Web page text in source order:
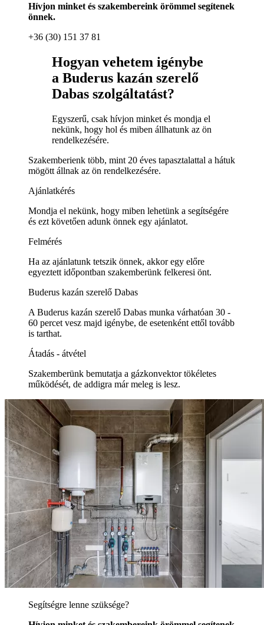
Hívjon minket és szakembereink örömmel segítenek
önnek.
+36 (30) 151 37 81
Hogyan vehetem igénybe
a Buderus kazán szerelő
Dabas szolgáltatást?
Egyszerű, csak hívjon minket és mondja el
nekünk, hogy hol és miben állhatunk az ön
rendelkezésére.
Szakemberienk több, mint 20 éves tapasztalattal a hátuk
mögött állnak az ön rendelkezésére.
Ajánlatkérés
Mondja el nekünk, hogy miben lehetünk a segítségére
és ezt követően adunk önnek egy ajánlatot.
Felmérés
Ha az ajánlatunk tetszik önnek, akkor egy előre
egyeztett időpontban szakemberünk felkeresi önt.
Buderus kazán szerelő Dabas
A Buderus kazán szerelő Dabas munka várhatóan 30 -
60 percet vesz majd igénybe, de esetenként ettől tovább
is tarthat.
Átadás - átvétel
Szakemberünk bemutatja a gázkonvektor tökéletes
működését, de addigra már meleg is lesz.
Segítségre lenne szüksége?